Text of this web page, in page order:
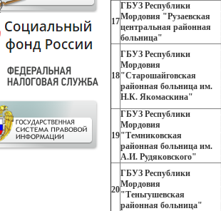
17
ГБУЗ Республики
Мордовия "Рузаевская
центральная районная
больница"
18
ГБУЗ Республики
Мордовия
"Старошайговская
районная больница им.
Н.К. Якомаскина"
19
ГБУЗ Республики
Мордовия
"Темниковская
районная больница им.
А.И. Рудяковского"
20
ГБУЗ Республики
Мордовия
"Теньгушевская
районная больница"